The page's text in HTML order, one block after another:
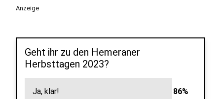
Anzeige
Geht ihr zu den Hemeraner
Herbsttagen 2023?
Ja, klar! 86%